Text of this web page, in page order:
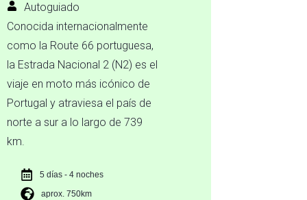
Autoguiado
Conocida internacionalmente
como la Route 66 portuguesa,
la Estrada Nacional 2 (N2) es el
viaje en moto más icónico de
Portugal y atraviesa el país de
norte a sur a lo largo de 739
km.
5 días - 4 noches
aprox. 750km